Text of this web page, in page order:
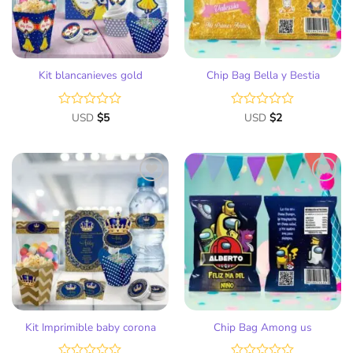
Kit blancanieves gold
Valorado
de
USD $5
Chip Bag Bella y Bestia
Valorado
de
USD $2
Añadir
a la
lista
de
deseos
Kit Imprimible baby corona
Añadir
a la
lista
de
deseos
Chip Bag Among us